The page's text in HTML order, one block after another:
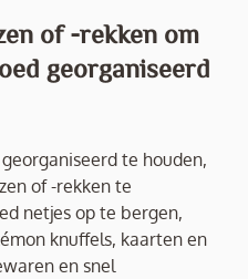
of -rekken om
georganiseerd
te houden,
of -rekken te
netjes op te bergen,
knuffels, kaarten en
en snel